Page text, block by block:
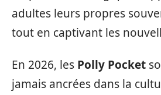
adultes leurs propres
tout en captivant les
En 2026, les Polly Pocket
jamais ancrées dans la